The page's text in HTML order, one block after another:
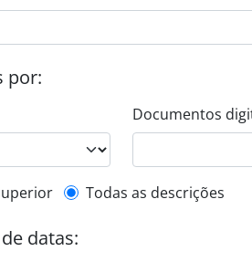
por:
Documentos
de nível superior
Todas as descrições
datas: